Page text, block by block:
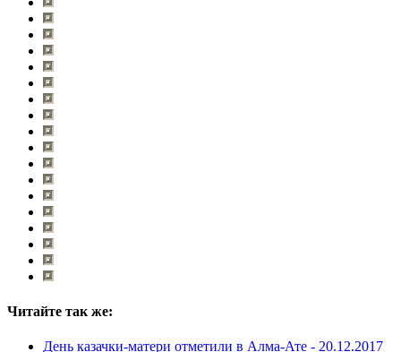
Читайте так же:
День казачки-матери отметили в Алма-Ате - 20.12.2017